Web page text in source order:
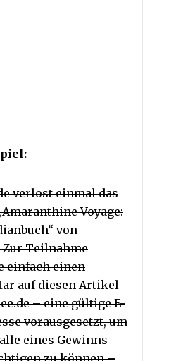
verlost einmal das
Voyage:
von
Zur Teilnahme
einfach einen
auf diesen Artikel
– eine gültige E-
vorausgesetzt, um
eines Gewinns